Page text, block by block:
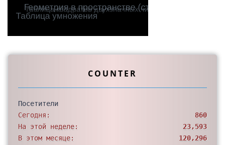
COUNTER
Посетители
Сегодня:
860
На этой неделе:
23,593
В этом месяце:
120,296